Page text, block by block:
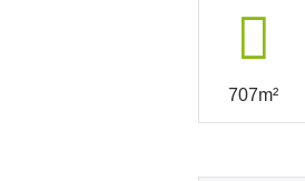
707m²